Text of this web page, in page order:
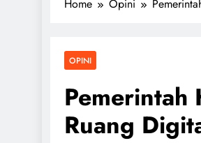
Home Opini
OPINI
Pemerintah
Ruang